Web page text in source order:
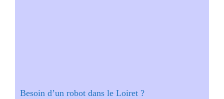
Besoin d’un robot dans le Loiret ?